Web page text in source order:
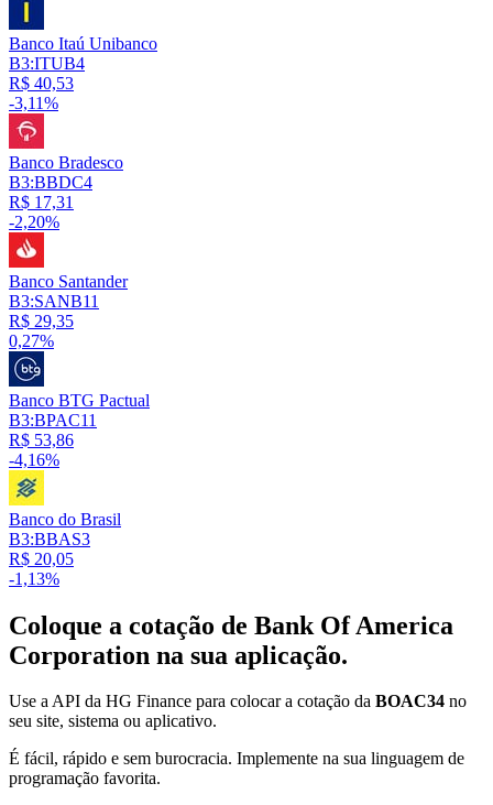
Banco Itaú Unibanco
B3:ITUB4
R$ 40,53
-3,11%
Banco Bradesco
B3:BBDC4
R$ 17,31
-2,20%
Banco Santander
B3:SANB11
R$ 29,35
0,27%
Banco BTG Pactual
B3:BPAC11
R$ 53,86
-4,16%
Banco do Brasil
B3:BBAS3
R$ 20,05
-1,13%
Coloque a cotação de Bank Of America
Corporation na sua aplicação.
Use a API da HG Finance para colocar a cotação da BOAC34 no
seu site, sistema ou aplicativo.
É fácil, rápido e sem burocracia. Implemente na sua linguagem de
programação favorita.